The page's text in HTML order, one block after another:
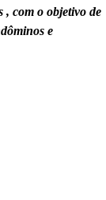
com o objetivo de
e